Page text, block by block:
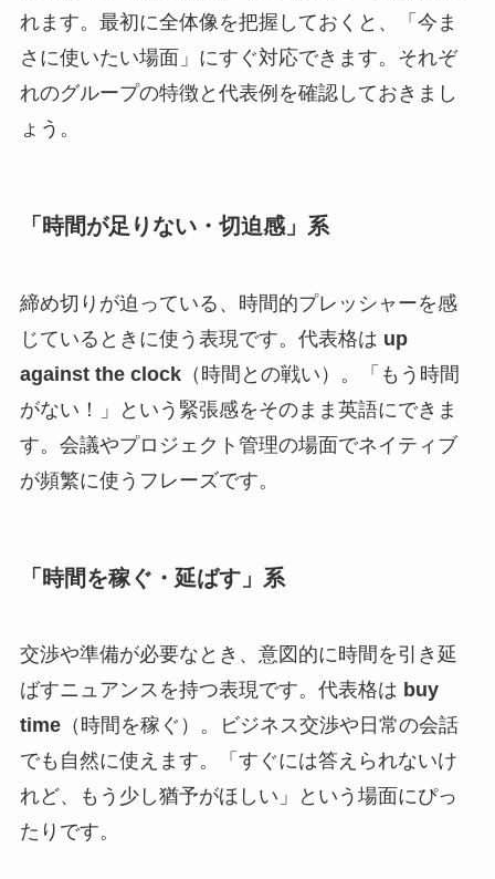
れます。最初に全体像を把握しておくと、「今ま
さに使いたい場面」にすぐ対応できます。それぞ
れのグループの特徴と代表例を確認しておきまし
ょう。
「時間が足りない・切迫感」系
締め切りが迫っている、時間的プレッシャーを感
じているときに使う表現です。代表格は up
against the clock（時間との戦い）。「もう時間
がない！」という緊張感をそのまま英語にできま
す。会議やプロジェクト管理の場面でネイティブ
が頻繁に使うフレーズです。
「時間を稼ぐ・延ばす」系
交渉や準備が必要なとき、意図的に時間を引き延
ばすニュアンスを持つ表現です。代表格は buy
time（時間を稼ぐ）。ビジネス交渉や日常の会話
でも自然に使えます。「すぐには答えられないけ
れど、もう少し猶予がほしい」という場面にぴっ
たりです。